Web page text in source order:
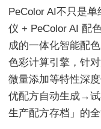
PeColor AI不只是
仪 + PeColor AI 配
成的一体化智能配
色彩计算引擎，针
微量添加等特性深
优配方自动生成→
生产配方存档」的